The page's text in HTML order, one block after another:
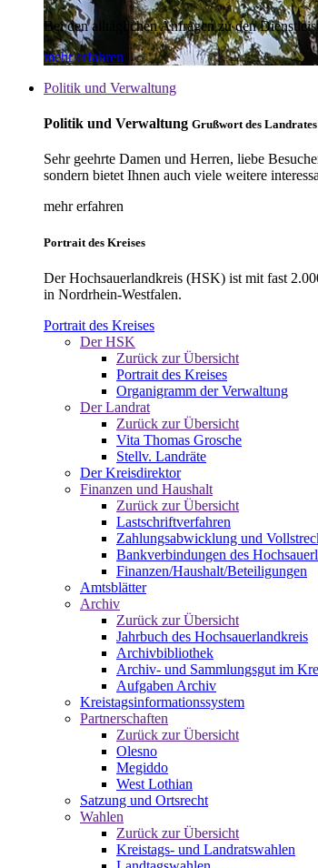
Bei den alltäglichen Anfragen zu den
mehr erfahren
Politik und Verwaltung
Politik und Verwaltung Grußwort des Landrates
Sehr geehrte Damen und Herren, liebe
sondern bietet Ihnen auch viele weitere
mehr erfahren
Portrait des Kreises
Der Hochsauerlandkreis (HSK) ist mit fast
in Nordrhein-Westfalen.
Portrait des Kreises
Der HSK
Zurück zur Übersicht
Portrait des Kreises
Organigramm der Verwaltung
Der Landrat
Zurück zur Übersicht
Vita Thomas Grosche
Stellv. Landräte
Der Kreisdirektor
Finanzen und Haushalt
Zurück zur Übersicht
Lastschriftverfahren
Zahlungsabwicklung und
Bankverbindungen des
Finanzen/Haushalt/Beteiligungen
Amtsblätter
Archiv
Zurück zur Übersicht
Jahrbuch des Hochsauerlandkreis
Archivbibliothek
Archiv- und Sammlungsgut im
Aufgaben Archiv
Kreistagsinformationssystem
Partnerschaften
Zurück zur Übersicht
Olesno
Megiddo
West Lothian
Satzung und Ortsrecht
Wahlen
Zurück zur Übersicht
Kreistags- und Landratswahlen